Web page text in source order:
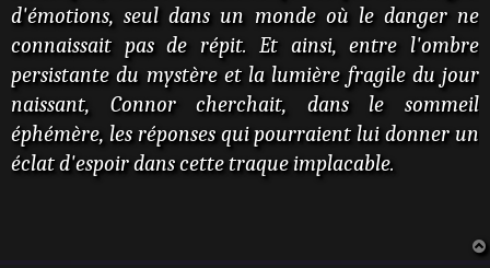
d'émotions, seul dans un monde où le danger ne
connaissait pas de répit. Et ainsi, entre l'ombre
persistante du mystère et la lumière fragile du jour
naissant, Connor cherchait, dans le sommeil
éphémère, les réponses qui pourraient lui donner un
éclat d'espoir dans cette traque implacable.